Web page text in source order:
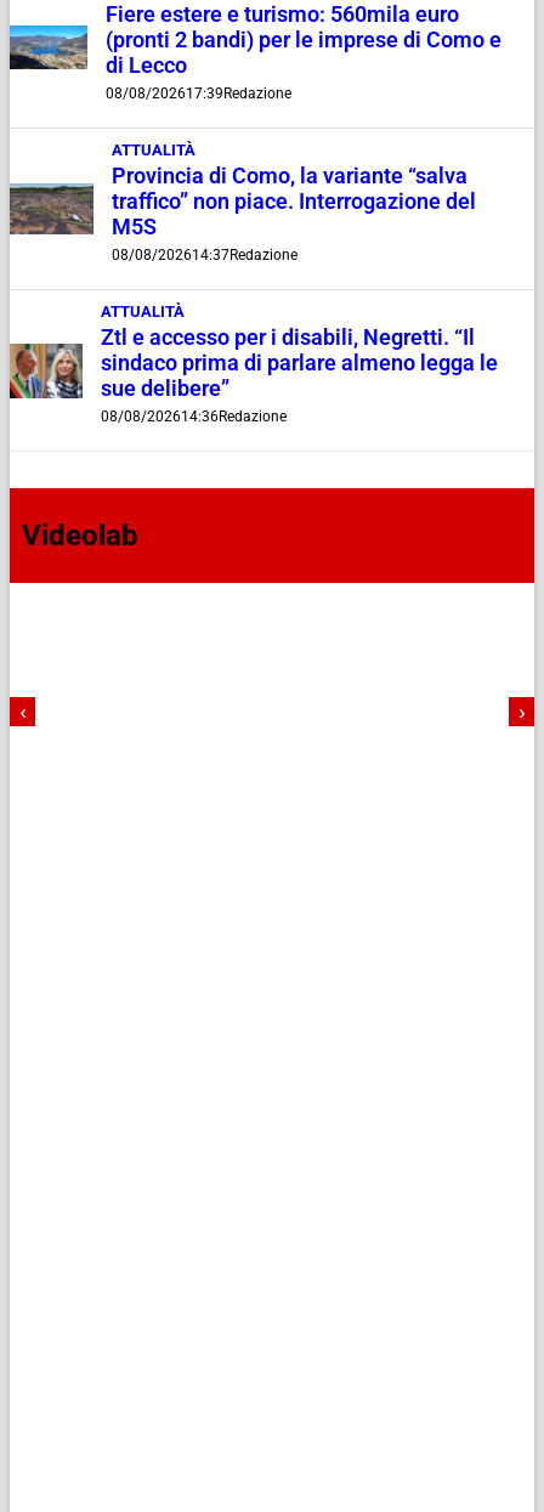
Fiere estere e turismo: 560mila euro
(pronti 2 bandi) per le imprese di Como e
di Lecco
08/08/202617:39 Redazione
ATTUALITÀ
Provincia di Como, la variante “salva
traffico” non piace. Interrogazione del
M5S
08/08/202614:37Redazione
ATTUALITÀ
Ztl e accesso per i disabili, Negretti. “Il
sindaco prima di parlare almeno legga le
sue delibere”
08/08/202614:36Redazione
Videolab
‹ ›